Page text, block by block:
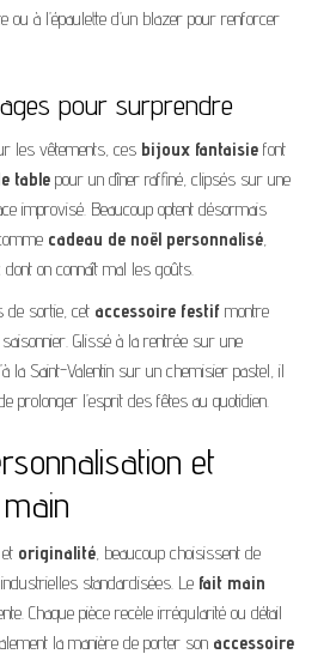
ou à l’épaulette d’un blazer pour renforcer
pour surprendre
les vêtements, ces bijoux fantaisie font
table pour un dîner raffiné, clipsés sur une
improvisé. Beaucoup optent désormais
cadeau de noël personnalisé,
on connaît mal les goûts.
de sortie, cet accessoire festif montre
saisonnier. Glissé à la rentrée sur une
la Saint-Valentin sur un chemisier pastel, il
prolonger l’esprit des fêtes au quotidien.
et
et originalité, beaucoup choisissent de
standardisées. Le fait main
Chaque pièce recèle irrégularité ou détail
la manière de porter son accessoire